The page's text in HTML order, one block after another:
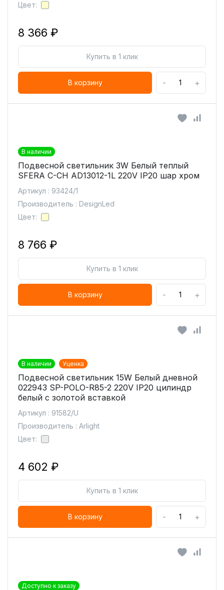
Цвет:
8 366 ₽
Купить в 1 клик
В корзину - +
В наличии
Подвесной светильник 3W Белый теплый
SFERA C-CH AD13012-1L 220V IP20 шар хром
Артикул : 93424/1
Производитель : DesignLed
Цвет:
8 766 ₽
Купить в 1 клик
В корзину - +
В наличии Уценка
Подвесной светильник 15W Белый дневной
022943 SP-POLO-R85-2 220V IP20 цилиндр
белый с золотой вставкой
Артикул : 91582/U
Производитель : Arlight
Цвет:
4 602 ₽
Купить в 1 клик
В корзину - +
Доступно к заказу